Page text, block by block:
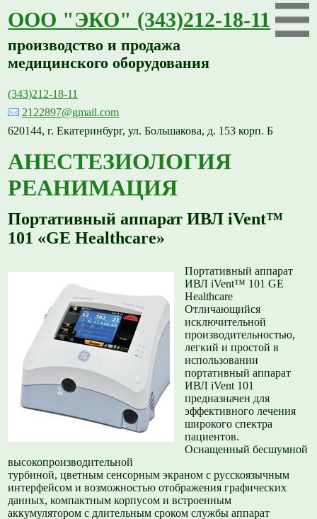
ООО "ЭКО" (343)212-18-11
производство и продажа
медицинского оборудования
(343)212-18-11
2122897@gmail.com
620144, г. Екатеринбург, ул. Большакова, д. 153 корп. Б
АНЕСТЕЗИОЛОГИЯ
РЕАНИМАЦИЯ
Портативный аппарат ИВЛ iVent™
101 «GE Healthcare»
Портативный аппарат
ИВЛ iVent™ 101 GE
Healthcare
Отличающийся
исключительной
производительностью,
легкий и простой в
использовании
портативный аппарат
ИВЛ iVent 101
предназначен для
эффективного лечения
широкого спектра
пациентов.
Оснащенный бесшумной
высокопроизводительной
турбиной, цветным сенсорным экраном с русскоязычным
интерфейсом и возможностью отображения графических
данных, компактным корпусом и встроенным
аккумулятором с длительным сроком службы аппарат